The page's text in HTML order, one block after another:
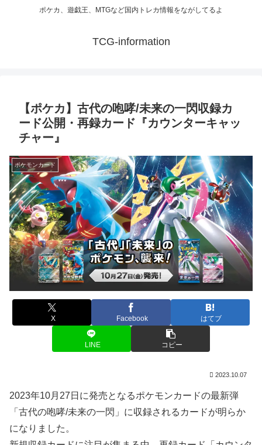
ポケカ、遊戯王、MTGなど国内トレカ情報をながしてるよ
TCG-information
【ポケカ】古代の咆哮/未来の一閃収録カ
ード公開・再録カード『カウンターキャッ
チャー』
ポケモンカード
X Facebook はてブ
LINE コピー
2023.10.07
2023年10月27日に発売となるポケモンカードの最新弾
「古代の咆哮/未来の一閃」に収録されるカードが明らか
になりました。